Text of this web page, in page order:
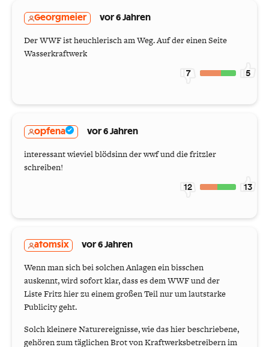
Georgmeier vor 6 Jahren
Der WWF ist heuchlerisch am Weg. Auf der einen Seite
Wasserkraftwerk
7 5
opfena vor 6 Jahren
interessant wieviel blödsinn der wwf und die fritzler
schreiben!
12 13
atomsix vor 6 Jahren
Wenn man sich bei solchen Anlagen ein bisschen
auskennt, wird sofort klar, dass es dem WWF und der
Liste Fritz hier zu einem großen Teil nur um lautstarke
Publicity geht.
Solch kleinere Naturereignisse, wie das hier beschriebene,
gehören zum täglichen Brot von Kraftwerksbetreibern im